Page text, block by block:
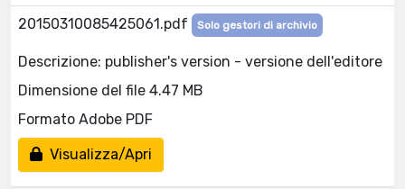
20150310085425061.pdf Solo gestori di archivio
Descrizione: publisher's version - versione dell'editore
Dimensione del file 4.47 MB
Formato Adobe PDF
Visualizza/Apri